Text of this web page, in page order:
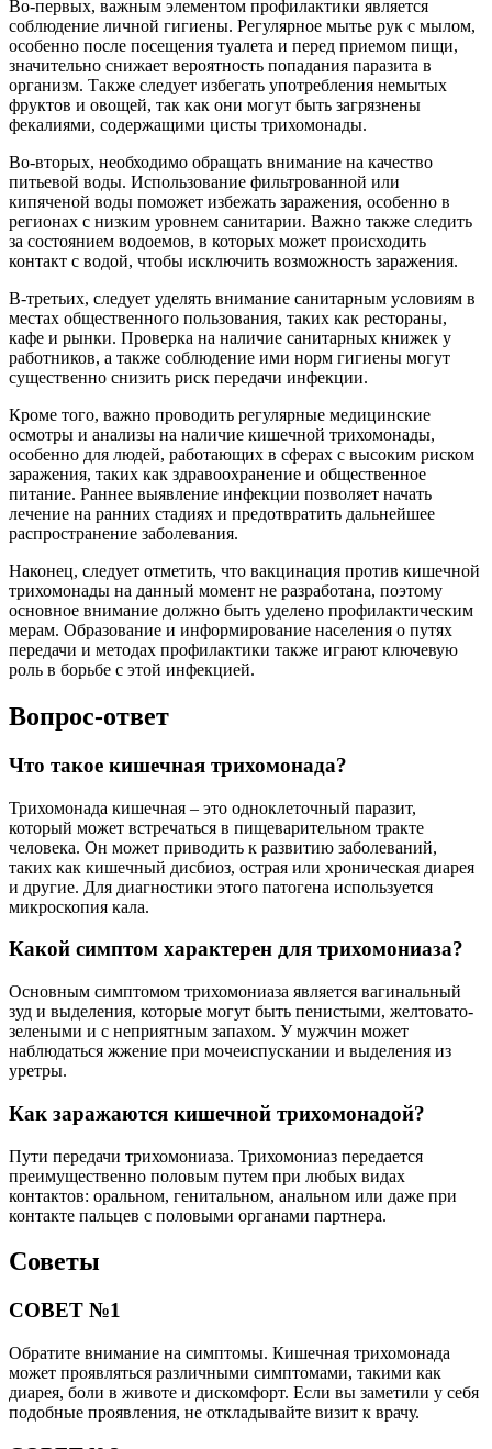
Во-первых, важным элементом профилактики является
соблюдение личной гигиены. Регулярное мытье рук с мылом,
особенно после посещения туалета и перед приемом пищи,
значительно снижает вероятность попадания паразита в
организм. Также следует избегать употребления немытых
фруктов и овощей, так как они могут быть загрязнены
фекалиями, содержащими цисты трихомонады.
Во-вторых, необходимо обращать внимание на качество
питьевой воды. Использование фильтрованной или
кипяченой воды поможет избежать заражения, особенно в
регионах с низким уровнем санитарии. Важно также следить
за состоянием водоемов, в которых может происходить
контакт с водой, чтобы исключить возможность заражения.
В-третьих, следует уделять внимание санитарным условиям в
местах общественного пользования, таких как рестораны,
кафе и рынки. Проверка на наличие санитарных книжек у
работников, а также соблюдение ими норм гигиены могут
существенно снизить риск передачи инфекции.
Кроме того, важно проводить регулярные медицинские
осмотры и анализы на наличие кишечной трихомонады,
особенно для людей, работающих в сферах с высоким риском
заражения, таких как здравоохранение и общественное
питание. Раннее выявление инфекции позволяет начать
лечение на ранних стадиях и предотвратить дальнейшее
распространение заболевания.
Наконец, следует отметить, что вакцинация против кишечной
трихомонады на данный момент не разработана, поэтому
основное внимание должно быть уделено профилактическим
мерам. Образование и информирование населения о путях
передачи и методах профилактики также играют ключевую
роль в борьбе с этой инфекцией.
Вопрос-ответ
Что такое кишечная трихомонада?
Трихомонада кишечная – это одноклеточный паразит,
который может встречаться в пищеварительном тракте
человека. Он может приводить к развитию заболеваний,
таких как кишечный дисбиоз, острая или хроническая диарея
и другие. Для диагностики этого патогена используется
микроскопия кала.
Какой симптом характерен для трихомониаза?
Основным симптомом трихомониаза является вагинальный
зуд и выделения, которые могут быть пенистыми, желтовато-
зелеными и с неприятным запахом. У мужчин может
наблюдаться жжение при мочеиспускании и выделения из
уретры.
Как заражаются кишечной трихомонадой?
Пути передачи трихомониаза. Трихомониаз передается
преимущественно половым путем при любых видах
контактов: оральном, генитальном, анальном или даже при
контакте пальцев с половыми органами партнера.
Советы
СОВЕТ №1
Обратите внимание на симптомы. Кишечная трихомонада
может проявляться различными симптомами, такими как
диарея, боли в животе и дискомфорт. Если вы заметили у себя
подобные проявления, не откладывайте визит к врачу.